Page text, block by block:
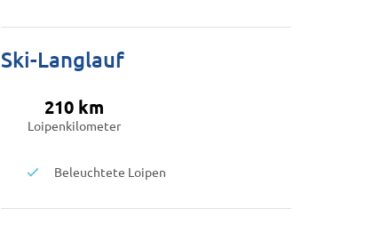
Ski-Langlauf
210 km
Loipenkilometer
Beleuchtete Loipen